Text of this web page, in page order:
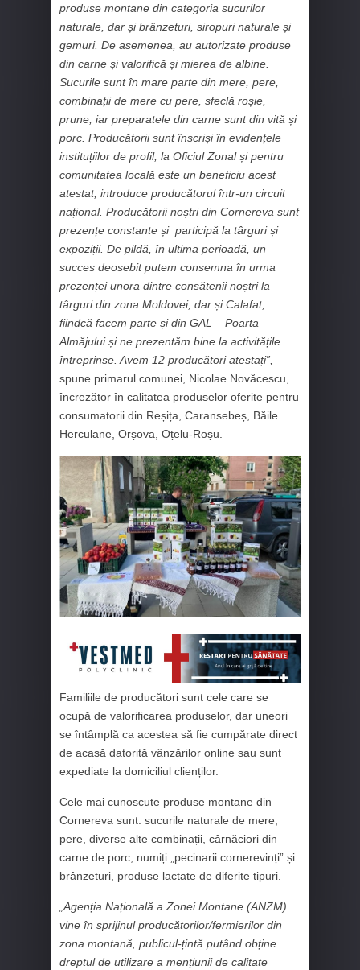
produse montane din categoria sucurilor
naturale, dar și brânzeturi, siropuri naturale și
gemuri. De asemenea, au autorizate produse
din carne și valorifică și mierea de albine.
Sucurile sunt în mare parte din mere, pere,
combinații de mere cu pere, sfeclă roșie,
prune, iar preparatele din carne sunt din vită și
porc. Producătorii sunt înscriși în evidențele
instituțiilor de profil, la Oficiul Zonal și pentru
comunitatea locală este un beneficiu acest
atestat, introduce producătorul într-un circuit
național. Producătorii noștri din Cornereva sunt
prezențe constante și participă la târguri și
expoziții. De pildă, în ultima perioadă, un
succes deosebit putem consemna în urma
prezenței unora dintre consătenii noștri la
târguri din zona Moldovei, dar și Calafat,
fiindcă facem parte și din GAL – Poarta
Almăjului și ne prezentăm bine la activitățile
întreprinse. Avem 12 producători atestați”,
spune primarul comunei, Nicolae Novăcescu,
încrezător în calitatea produselor oferite pentru
consumatorii din Reșița, Caransebeș, Băile
Herculane, Orșova, Oțelu-Roșu.
Familiile de producători sunt cele care se
ocupă de valorificarea produselor, dar uneori
se întâmplă ca acestea să fie cumpărate direct
de acasă datorită vânzărilor online sau sunt
expediate la domiciliul clienților.
Cele mai cunoscute produse montane din
Cornereva sunt: sucurile naturale de mere,
pere, diverse alte combinații, cârnăciori din
carne de porc, numiți „pecinarii cornerevinți” și
brânzeturi, produse lactate de diferite tipuri.
„Agenția Națională a Zonei Montane (ANZM)
vine în sprijinul producătorilor/fermierilor din
zona montană, publicul-țintă putând obține
dreptul de utilizare a mențiunii de calitate